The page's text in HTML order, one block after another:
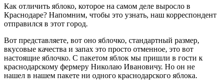
Как отличить яблоко, которое на самом деле выросло в
Краснодаре? Напомним, чтобы это узнать, наш корреспондент
отправился в этот город.
Вот представляете, вот оно яблочко, стандартный размер,
вкусовые качества и запах это просто отменное, это вот
настоящие яблочко. С пакетом яблок мы пришли в гости к
краснодарскому фермеру Николаю Ивановичу. Но он не
нашел в нашем пакете ни одного краснодарского яблока.